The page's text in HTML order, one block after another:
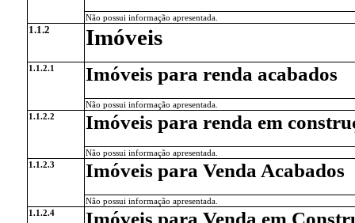
Não possui informação apresentada.
1.1.2 Imóveis
1.1.2.1 Imóveis para renda acabados
Não possui informação apresentada.
1.1.2.2
Imóveis para renda em
Não possui informação apresentada.
1.1.2.3
Imóveis para Venda Acabados
Não possui informação apresentada.
1.1.2.4
Imóveis para Venda em